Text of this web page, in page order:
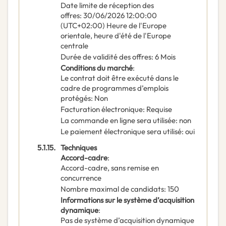
Date limite de réception des
offres: 30/06/202612:00:00
(UTC+02:00) Heure de l'Europe
orientale, heure d'été de l'Europe
centrale
Durée de validité des offres: 6 Mois
Conditions du marché:
Le contrat doit être exécuté dans le
cadre de programmes d’emplois
protégés: Non
Facturation électronique: Requise
La commande en ligne sera utilisée: non
Le paiement électronique sera utilisé: oui
5.1.15. Techniques
Accord-cadre:
Accord-cadre, sans remise en
concurrence
Nombre maximal de candidats: 150
Informations sur le système d’acquisition
dynamique:
Pas de système d’acquisition dynamique